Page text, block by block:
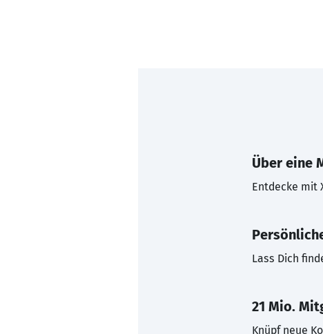
Über eine
Entdecke mit
Lass Dich
21 Mio.
Knüpf neue